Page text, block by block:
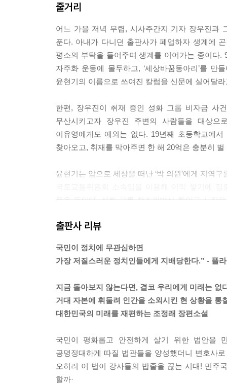
이었다. 그러나 어른은 아이들의 거울이라고 했
자가 나타났다. 210. 그리고 ‘우와아아……’ 하는
두 가지 다 10억이었는데, 아들은 20억 질문을
다. 20억의 접착력은 끈덕지게 의식에 들러붙어 떨
---「인맥 포위망」중에서
좀 과한 듯한 상대의 그런 태도가 겸손도 아니고,
급박성을 드러내는 것이었다.
“여기서 시간을 너무 오래 보냈습니다.” 윤현기는
저는 결론만 딱 말씀드리겠습니다.” 사장이 기민하
사장은 짧은 말을 하면서 ‘확실하게’를 두 번이나
---「세상의 빛과 어둠」중에서
“간택이라 하셨습니까?” 장우진이 의아스럽게 물
같고, 약간 흥분한 것도 같고, 대기업의 그런 행위
한 일이죠. 자기네 학생 중에서 대기업 사윗감이
잡지 못했어요. 어쩌면 뽑히길 바라고 있었는지도
“불행의 길……, 그게 눈으로 확실하게 확인이 됐습
“예, 술을 마시면 사람이 폭군처럼 변하고는 했어요
“폭군이요……?”
---「더불어 어깨동무 길」중에서
줄거리
어느 가을 저녁 무렵, 시사주간지 기자 장우진과
푼다. 아내가 다니던 출판사가 폐업하자 생계에
평소의 부탁을 들어주며 생계를 이어가는 중이다
자주화 운동에 몰두하고, ‘세상바꿈동아리’를
윤현기의 이름으로 쓰여진 칼럼을 신문에 실어달
한편, 장우진이 취재 중인 성화 그룹 비자금 사
무산시키고자 장우진 주변의 사람들을 대상
이유영에게도 예외는 없다. 19년째 초등학교에
찾아오고, 취재를 막아주면 한 해 20억은 충분히
윤현기는 암으로 세상을 떠난 ‘박 의원’에게 지역
뜸을 들인다. 성화 그룹 창조개발실 한인규 사장
수소문 끝에 김태범의 여동생인 김은경과 학연
연락이 닿은 김은경은 오빠가 잠적한 지 일주일
스트레스로 인해 성격이 변해 여성들에게도 포악
등장인물 소개
장우진
‘일제강점기 김원봉 열사 독립운동하듯이’ 기사
일하며 제보자가 있는 곳이라면 언제 어디든 달려
출판사 리뷰
국민이 정치에 무관심하면
가장 저질스러운 정치인들에게 지배당한다.” - 플
지금 돌아보지 않는다면, 결코 우리에게 미래는 없
거대 자본에 휘둘려 인간을 소외시킨 현 상황을 통
대한민국의 미래를 재편하는 조정래 장편소설
국민이 평화롭고 안전하게 살기 위한 법안을
공명정대하게 따질 법관들을 양성했더니 변호사
오히려 이 법이 강사들의 밥줄을 끊는 시대! 민주
할까·